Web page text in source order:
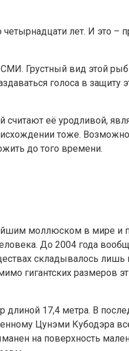
лет. И это –
СМИ. Грустный вид этой
голоса в
её уродливой,
тоже.
до того времени.
моллюском в мире
До 2004 года
складывалось
гигантских
17,4 метра. В
Цунэми Кубодэра
на поверхность